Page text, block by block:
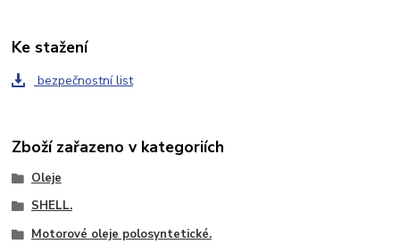
Ke stažení
bezpečnostní list
Zboží zařazeno v kategoriích
Oleje
SHELL.
Motorové oleje polosyntetické.